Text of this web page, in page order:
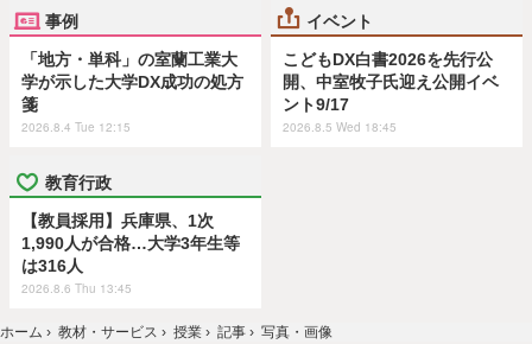
事例
「地方・単科」の室蘭工業大
学が示した大学DX成功の処方
箋
2026.8.4 Tue 12:15
イベント
こどもDX白書2026を先行公
開、中室牧子氏迎え公開イベ
ント9/17
2026.8.5 Wed 18:45
教育行政
【教員採用】兵庫県、1次
1,990人が合格…大学3年生等
は316人
2026.8.6 Thu 13:45
ホーム › 教材・サービス › 授業 › 記事 › 写真・画像